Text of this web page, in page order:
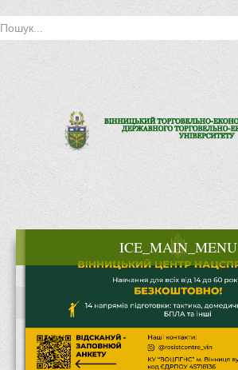
ICE_MAIN_MENU
Історія інституту
Інститут сьогодні
Місія та цілі